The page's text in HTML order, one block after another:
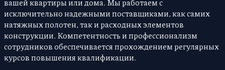
вашей квартиры или дома. Мы работаем с
исключительно надежными поставщиками, как самих
натяжных полотен, так и расходных элементов
конструкции. Компетентность и профессионализм
сотрудников обеспечивается прохождением регулярных
курсов повышения квалификации.